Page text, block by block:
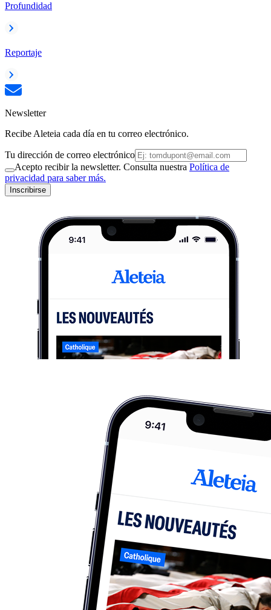
Profundidad
Reportaje
Newsletter
Recibe Aleteia cada día en tu correo electrónico.
Tu dirección de correo electrónico
Acepto recibir la newsletter. Consulta nuestra Política de
privacidad para saber más.
Inscribirse